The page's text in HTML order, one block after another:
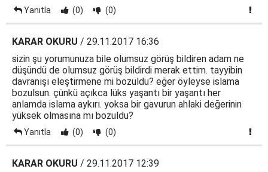
Yanıtla (0) (0)
KARAR OKURU / 29.11.2017 16:36
sizin şu yorumunuza bile olumsuz görüş bildiren adam ne
düşündü de olumsuz görüş bildirdi merak ettim. tayyibin
davranışı eleştirmene mi bozuldu? eğer öyleyse islama
bozulsun. çünkü açıkca lüks yaşantı bir yaşantı her
anlamda islama aykırı. yoksa bir gavurun ahlaki değerinin
yüksek olmasına mı bozuldu?
Yanıtla (0) (0)
KARAR OKURU / 29.11.2017 12:39